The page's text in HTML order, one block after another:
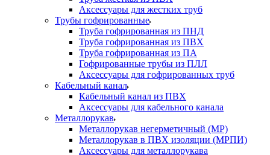
Аксессуары для жестких труб
Трубы гофрированные
Труба гофрированная из ПНД
Труба гофрированная из ПВХ
Труба гофрированная из ПА
Гофрированные трубы из ПЛЛ
Аксессуары для гофрированных труб
Кабельный канал
Кабельный канал из ПВХ
Аксессуары для кабельного канала
Металлорукав
Металлорукав негерметичный (МР)
Металлорукав в ПВХ изоляции (МРПИ)
Аксессуары для металлорукава